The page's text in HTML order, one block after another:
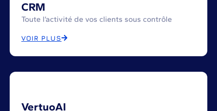
CRM
Toute l’activité de vos clients sous contrôle
VOIR PLUS
VertuoAI